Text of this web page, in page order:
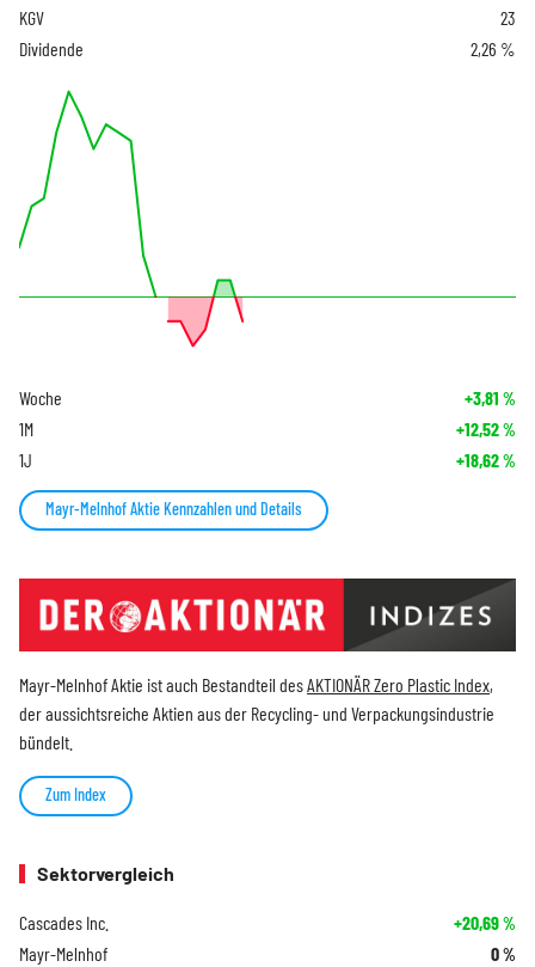
KGV
23
Dividende
2,26 %
Woche +3,81 %
1M +12,52%
1J +18,62%
Mayr-Melnhof Aktie Kennzahlen und Details
Mayr-Melnhof Aktie ist auch Bestandteil desAKTIONÄR Zero Plastic Index,
der aussichtsreiche Aktien aus der Recycling- und Verpackungsindustrie
bündelt.
Zum Index
Sektorvergleich
Cascades Inc. +20,69%
Mayr-Melnhof 0%